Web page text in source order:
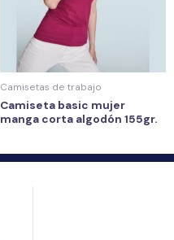
Camisetas de trabajo
Camiseta basic mujer
manga corta algodón 155gr.